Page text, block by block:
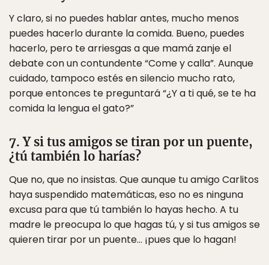
Y claro, si no puedes hablar antes, mucho menos
puedes hacerlo durante la comida. Bueno, puedes
hacerlo, pero te arriesgas a que mamá zanje el
debate con un contundente “Come y calla”. Aunque
cuidado, tampoco estés en silencio mucho rato,
porque entonces te preguntará “¿Y a ti qué, se te ha
comida la lengua el gato?”
7. Y si tus amigos se tiran por un puente,
¿tú también lo harías?
Que no, que no insistas. Que aunque tu amigo Carlitos
haya suspendido matemáticas, eso no es ninguna
excusa para que tú también lo hayas hecho. A tu
madre le preocupa lo que hagas tú, y si tus amigos se
quieren tirar por un puente… ¡pues que lo hagan!